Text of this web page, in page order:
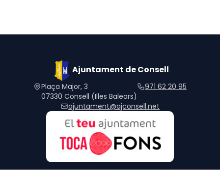
Ajuntament de Consell
Plaça Major, 3
07330 Consell (Illes Balears)
971 62 20 95
ajuntament@ajconsell.net